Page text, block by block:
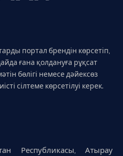
портал брендін көрсетіп,
ғана қолдануға рұқсат
бөлігі немесе дәйексөз
сілтеме көрсетілуі керек.
Республикасы, Атырау